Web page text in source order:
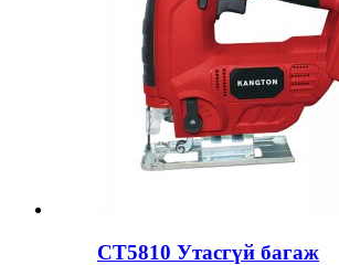
CT5810 Утасгүй багаж